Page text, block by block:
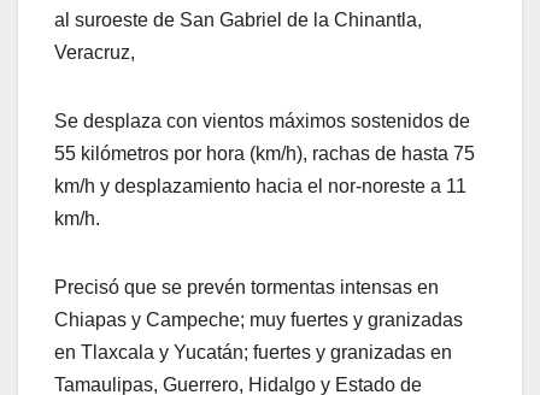
al suroeste de San Gabriel de la Chinantla,
Veracruz,
Se desplaza con vientos máximos sostenidos de
55 kilómetros por hora (km/h), rachas de hasta 75
km/h y desplazamiento hacia el nor-noreste a 11
km/h.
Precisó que se prevén tormentas intensas en
Chiapas y Campeche; muy fuertes y granizadas
en Tlaxcala y Yucatán; fuertes y granizadas en
Tamaulipas, Guerrero, Hidalgo y Estado de